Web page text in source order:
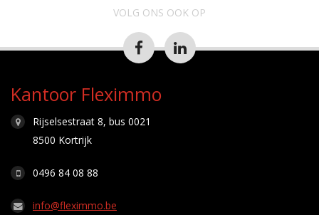
VOLG ONS OOK OP
Kantoor Fleximmo
Rijselsestraat 8, bus 0021
8500 Kortrijk
0496 84 08 88
info@fleximmo.be